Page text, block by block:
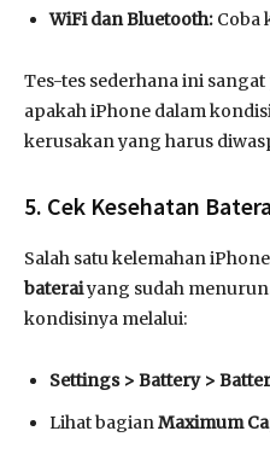
WiFi dan Bluetooth: Coba
Tes-tes sederhana ini
apakah iPhone dalam
kerusakan yang harus
5. Cek Kesehatan
Salah satu kelemahan
bateraiyang sudah
kondisinya melalui:
Settings > Battery >
Lihat bagianMaximum